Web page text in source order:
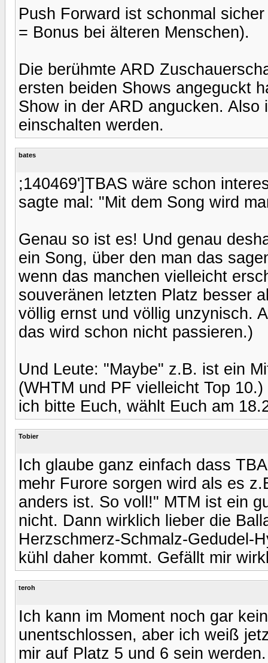
Push Forward ist schonmal
= Bonus bei älteren Menschen).
Die berühmte ARD
ersten beiden Shows angeguckt
Show in der ARD angucken.
einschalten werden.
bates
;140469']TBAS wäre schon
sagte mal: "Mit dem Song wird
Genau so ist es! Und genau
ein Song, über den man das
wenn das manchen vielleicht
souveränen letzten Platz besser
völlig ernst und völlig unzynisch.
das wird schon nicht passieren.)
Und Leute: "Maybe" z.B. ist ein
(WHTM und PF vielleicht Top
ich bitte Euch, wählt Euch am
Tobier
Ich glaube ganz einfach dass
mehr Furore sorgen wird als es
anders ist. So voll!" MTM ist ein
nicht. Dann wirklich lieber die
Herzschmerz-Schmalz-Gedudel-
kühl daher kommt. Gefällt mir
teroh
Ich kann im Moment noch gar
unentschlossen, aber ich weiß
mir auf Platz 5 und 6 sein werden.